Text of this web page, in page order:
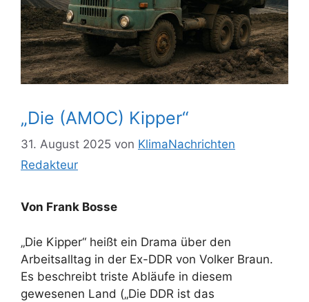
„Die (AMOC) Kipper“
31. August 2025 von KlimaNachrichten
Redakteur
Von Frank Bosse
„Die Kipper“ heißt ein Drama über den
Arbeitsalltag in der Ex-DDR von Volker Braun.
Es beschreibt triste Abläufe in diesem
gewesenen Land („Die DDR ist das